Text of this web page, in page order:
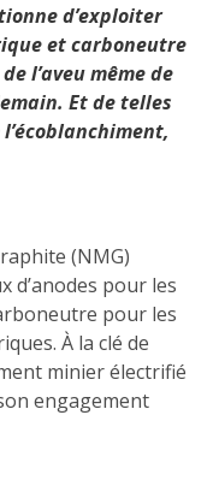
d’exploiter
et carboneutre
l’aveu même de
Et de telles
(NMG)
d’anodes pour les
pour les
À la clé de
minier électrifié
engagement